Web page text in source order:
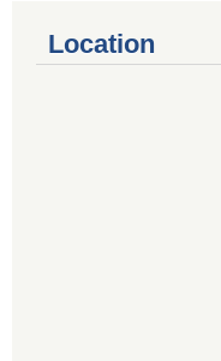
Location